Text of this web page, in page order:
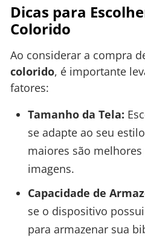
Dicas para
Colorido
Ao considerar a compra
colorido, é importante
fatores:
Tamanho da Tela:
se adapte ao seu
maiores são
imagens.
Capacidade de
se o dispositivo
para armazenar sua